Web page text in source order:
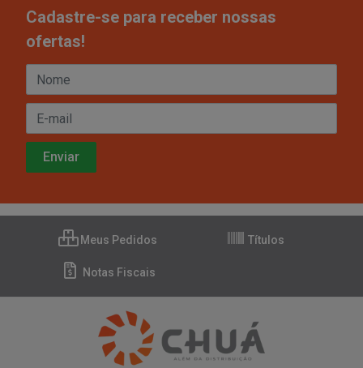
Cadastre-se para receber nossas
ofertas!
Meus Pedidos Títulos
Notas Fiscais